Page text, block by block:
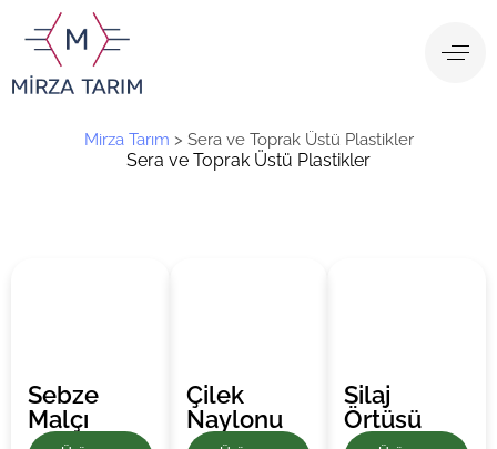
Mirza Tarım > Sera ve Toprak Üstü Plastikler
Sera ve Toprak Üstü Plastikler
Sebze
Malçı
Çilek
Naylonu
Silaj
Örtüsü